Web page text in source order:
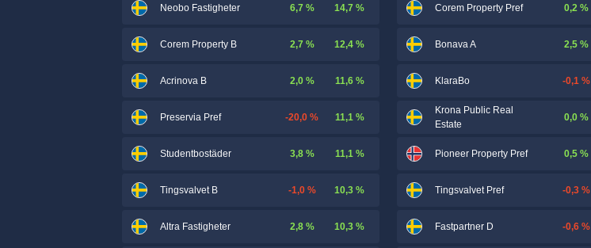
Neobo Fastigheter 6,7 % 14,7 %
Corem Property B 2,7 % 12,4 %
Acrinova B 2,0 % 11,6 %
Preservia Pref -20,0 % 11,1 %
Studentbostäder 3,8 % 11,1 %
Tingsvalvet B -1,0 % 10,3 %
Altra Fastigheter 2,8 % 10,3 %
Corem Property Pref 0,2 %
Bonava A 2,5 %
KlaraBo -0,1 %
Krona Public Real
Estate
0,0 %
Pioneer Property Pref 0,5 %
Tingsvalvet Pref -0,3 %
Fastpartner D -0,6 %